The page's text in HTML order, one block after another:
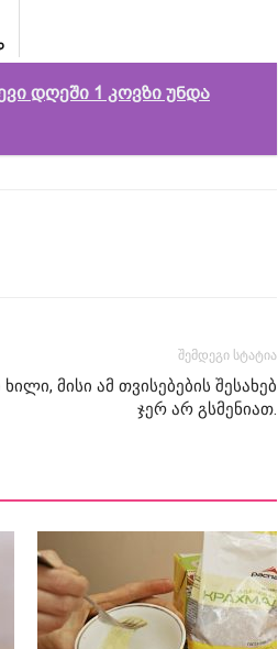
დღეში 1 კოვზი უნდა
შემდეგი სტატია
მისი ამ თვისებების შესახებ
ჯერ არ გსმენიათ.